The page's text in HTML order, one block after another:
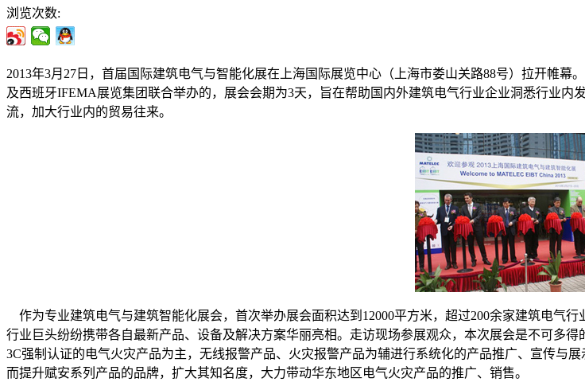
浏览次数:
2013年3月27日，首届国际建筑电气与智能化展在上海国际展览中心（上海市娄山关路88号）拉开帷
及西班牙IFEMA展览集团联合举办的，展会会期为3天，旨在帮助国内外建筑电气行业企业洞悉行业
流，加大行业内的贸易往来。
作为专业建筑电气与建筑智能化展会，首次举办展会面积达到12000平方米，超过200余家建筑电气
行业巨头纷纷携带各自最新产品、设备及解决方案华丽亮相。走访现场参展观众，本次展会是不可多
3C强制认证的电气火灾产品为主，无线报警产品、火灾报警产品为辅进行系统化的产品推广、宣传与
而提升赋安系列产品的品牌，扩大其知名度，大力带动华东地区电气火灾产品的推广、销售。